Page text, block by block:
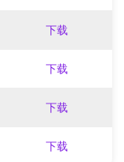
下载
下载
下载
下载